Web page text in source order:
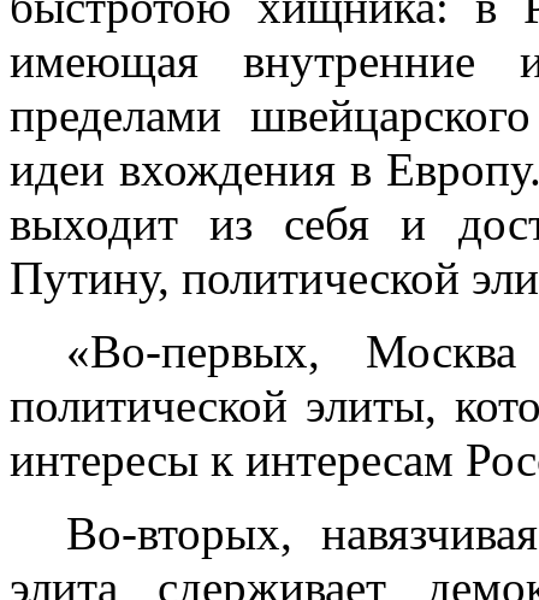
имеющая внутренние
пределами
идеи вхождения в
выходит из себя и
Путину, политической
«Во-первых,
политической элиты,
интересы к интересам
Во-вторых,
элита сдерживает